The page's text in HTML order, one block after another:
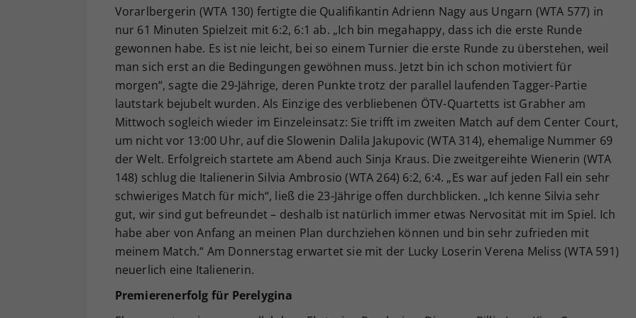
Vorarlbergerin (WTA 130) fertigte die Qualifikantin Adrienn Nagy aus Ungarn (WTA 577) in
nur 61 Minuten Spielzeit mit 6:2, 6:1 ab. „Ich bin megahappy, dass ich die erste Runde
gewonnen habe. Es ist nie leicht, bei so einem Turnier die erste Runde zu überstehen, weil
man sich erst an die Bedingungen gewöhnen muss. Jetzt bin ich schon motiviert für
morgen“, sagte die 29-Jährige, deren Punkte trotz der parallel laufenden Tagger-Partie
lautstark bejubelt wurden. Als Einzige des verbliebenen ÖTV-Quartetts ist Grabher am
Mittwoch sogleich wieder im Einzeleinsatz: Sie trifft im zweiten Match auf dem Center Court,
um nicht vor 13:00 Uhr, auf die Slowenin Dalila Jakupovic (WTA 314), ehemalige Nummer 69
der Welt. Erfolgreich startete am Abend auch Sinja Kraus. Die zweitgereihte Wienerin (WTA
148) schlug die Italienerin Silvia Ambrosio (WTA 264) 6:2, 6:4. „Es war auf jeden Fall ein sehr
schwieriges Match für mich“, ließ die 23-Jährige offen durchblicken. „Ich kenne Silvia sehr
gut, wir sind gut befreundet – deshalb ist natürlich immer etwas Nervosität mit im Spiel. Ich
habe aber von Anfang an meinen Plan durchziehen können und bin sehr zufrieden mit
meinem Match.“ Am Donnerstag erwartet sie mit der Lucky Loserin Verena Meliss (WTA 591)
neuerlich eine Italienerin.
Premierenerfolg für Perelygina